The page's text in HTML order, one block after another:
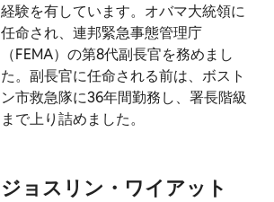
経験を有しています。オバマ大統領に
任命され、連邦緊急事態管理庁
（FEMA）の第8代副長官を務めまし
た。副長官に任命される前は、ボスト
ン市救急隊に36年間勤務し、署長階級
まで上り詰めました。
ジョスリン・ワ⁠イ⁠ア⁠ッ⁠ト